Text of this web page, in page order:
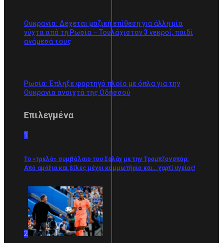
Ουκρανία: Δέχεται μαζική επίθεση για άλλη μία
νύχτα από τη Ρωσία – Τουλάχιστον 3 νεκροί, παιδί
ανάμεσά τους
Ρωσία: Έπληξε φορτηγό πλοίο με όπλα για την
Ουκρανία ανοιχτά της Οδησσού
Επιλεγμένα
1
Το «τρελό» συμβόλαιο του Σαλάχ με την Τραμπζονσπόρ:
Από αμάξια και βίλες μέχρι κομμωτήριο και… χαρτί υγείας!
2